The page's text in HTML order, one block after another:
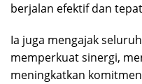
berjalan efektif dan
Ia juga mengajak
memperkuat sinergi,
meningkatkan